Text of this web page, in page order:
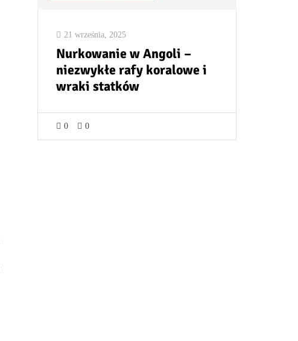
21 września, 2025
Nurkowanie w Angoli –
niezwykłe rafy koralowe i
wraki statków
0 0